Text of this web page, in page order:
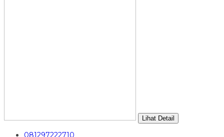
Lihat Detail
081297222710